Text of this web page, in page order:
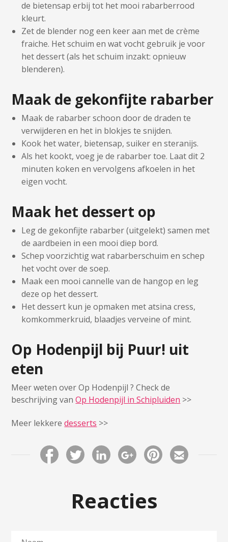
de bietensap erbij tot het mooi rabarberrood
kleurt.
Zet de blender nog een keer aan met de crème
fraiche. Het schuim en wat vocht gebruik je voor
het dessert (als het schuim inzakt: opnieuw
blenderen).
Maak de gekonfijte rabarber
Maak de rabarber schoon door de draden te
verwijderen en het in blokjes te snijden.
Kook het water, bietensap, suiker en steranijs.
Als het kookt, voeg je de rabarber toe. Laat dit 2
minuten koken en vervolgens afkoelen in het
eigen vocht.
Maak het dessert op
Leg de gekonfijte rabarber (uitgelekt) samen met
de aardbeien in een mooi diep bord.
Schep voorzichtig wat rabarberschuim en schep
het vocht over de soep.
Maak een mooi cannelle van de hangop en leg
deze op het dessert.
Het dessert kun je opmaken met atsina cress,
komkommerkruid, blaadjes verveine of mint.
Op Hodenpijl bij Puur! uit
eten
Meer weten over Op Hodenpijl ? Check de
beschrijving vanOp Hodenpijl in Schipluiden >>
Meer lekkeredesserts >>
Reacties